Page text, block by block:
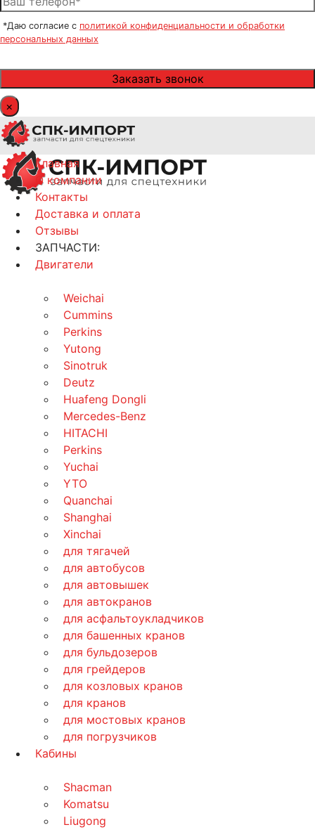
*Даю согласие с политикой конфиденциальности и обработки
персональных данных
×
Главная
О компании
Контакты
Доставка и оплата
Отзывы
ЗАПЧАСТИ:
Двигатели
Weichai
Cummins
Perkins
Yutong
Sinotruk
Deutz
Huafeng Dongli
Mercedes-Benz
HITACHI
Perkins
Yuchai
YTO
Quanchai
Shanghai
Xinchai
для тягачей
для автобусов
для автовышек
для автокранов
для асфальтоукладчиков
для башенных кранов
для бульдозеров
для грейдеров
для козловых кранов
для кранов
для мостовых кранов
для погрузчиков
Кабины
Shacman
Komatsu
Liugong